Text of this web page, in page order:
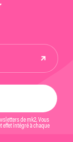
de mk2. Vous
effet intégré à chaque